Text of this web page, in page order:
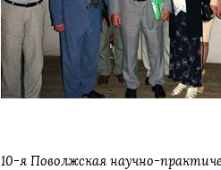
10-я Поволжская научно-